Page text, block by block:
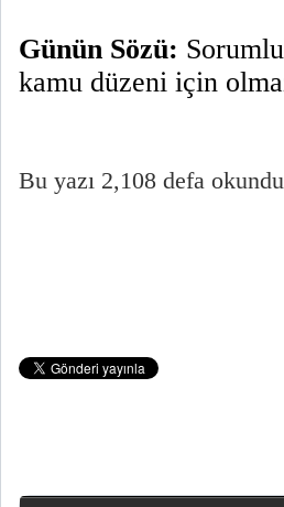
Günün Sözü:
kamu düzeni için
Bu yazı 2,108 defa